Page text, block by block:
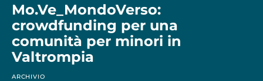
Mo.Ve_MondoVerso:
crowdfunding per una
comunità per minori in
Valtrompia
ARCHIVIO